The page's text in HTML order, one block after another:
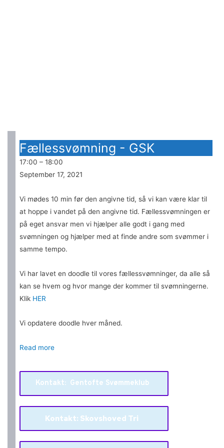
Fællessvømning - GSK
17:00 – 18:00
September 17, 2021
Vi mødes 10 min før den angivne tid, så vi kan være klar til
at hoppe i vandet på den angivne tid. Fællessvømningen er
på eget ansvar men vi hjælper alle godt i gang med
svømningen og hjælper med at finde andre som svømmer i
samme tempo.
Vi har lavet en doodle til vores fællessvømninger, da alle så
kan se hvem og hvor mange der kommer til svømningerne.
Klik HER
Vi opdatere doodle hver måned.
Read more
Kontakt: Gentofte Svømmeklub
Kontakt: Skovshoved Tri